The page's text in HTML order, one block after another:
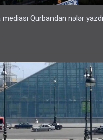
mediası Qurbandan nələr